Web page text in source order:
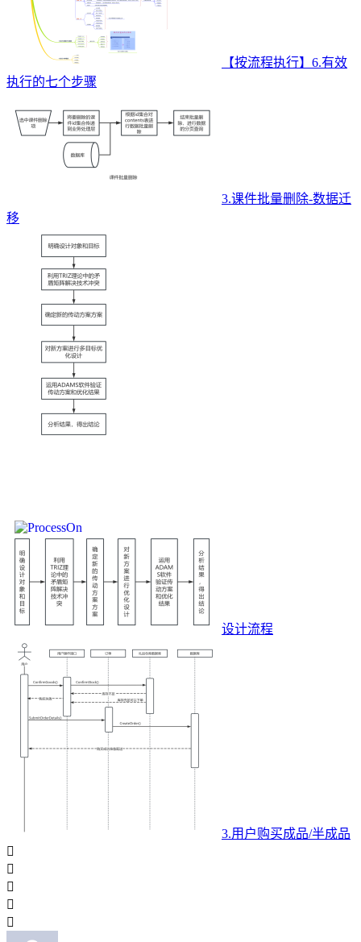
【按流程执行】6.有效
执行的七个步骤
3.课件批量删除-数据迁
移
设计流程
3.用户购买成品/半成品




